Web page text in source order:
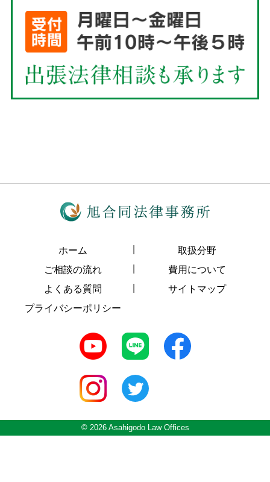
ホーム
取扱分野
ご相談の流れ
費用について
よくある質問
サイトマップ
プライバシーポリシー
© 2026 Asahigodo Law Offices